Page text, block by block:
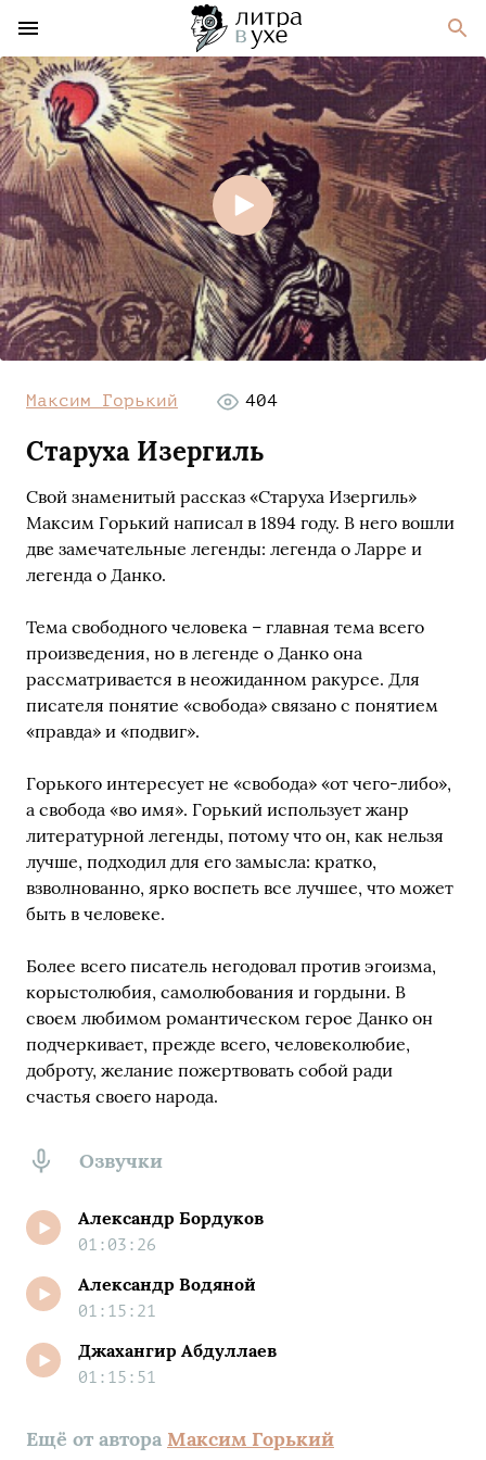
Максим Горький 404
Старуха Изергиль
Свой знаменитый рассказ «Старуха Изергиль»
Максим Горький написал в 1894 году. В него вошли
две замечательные легенды: легенда о Ларре и
легенда о Данко.
Тема свободного человека – главная тема всего
произведения, но в легенде о Данко она
рассматривается в неожиданном ракурсе. Для
писателя понятие «свобода» связано с понятием
«правда» и «подвиг».
Горького интересует не «свобода» «от чего-либо»,
а свобода «во имя». Горький использует жанр
литературной легенды, потому что он, как нельзя
лучше, подходил для его замысла: кратко,
взволнованно, ярко воспеть все лучшее, что может
быть в человеке.
Более всего писатель негодовал против эгоизма,
корыстолюбия, самолюбования и гордыни. В
своем любимом романтическом герое Данко он
подчеркивает, прежде всего, человеколюбие,
доброту, желание пожертвовать собой ради
счастья своего народа.
Озвучки
Александр Бордуков
01:03:26
Александр Водяной
01:15:21
Джахангир Абдуллаев
01:15:51
Ещё от автора Максим Горький